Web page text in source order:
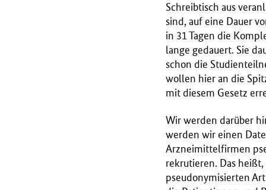
Schreibtisch aus
sind, auf eine Dauer
in 31 Tagen die
lange gedauert. Sie
schon die
wollen hier an die
mit diesem Gesetz
Wir werden darüber
werden wir einen
Arzneimittelfirmen
rekrutieren. Das
pseudonymisierten